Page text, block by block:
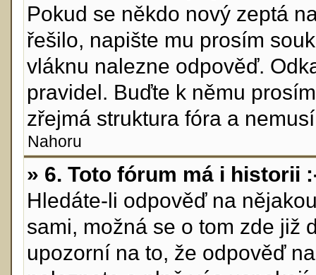
Pokud se někdo nový zeptá
řešilo, napište mu prosím
vláknu nalezne odpověď.
pravidel. Buďte k němu
zřejmá struktura fóra a
Nahoru
» 6. Toto fórum má i historii
Hledáte-li odpověď na
sami, možná se o tom zde již
upozorní na to, že odpověď